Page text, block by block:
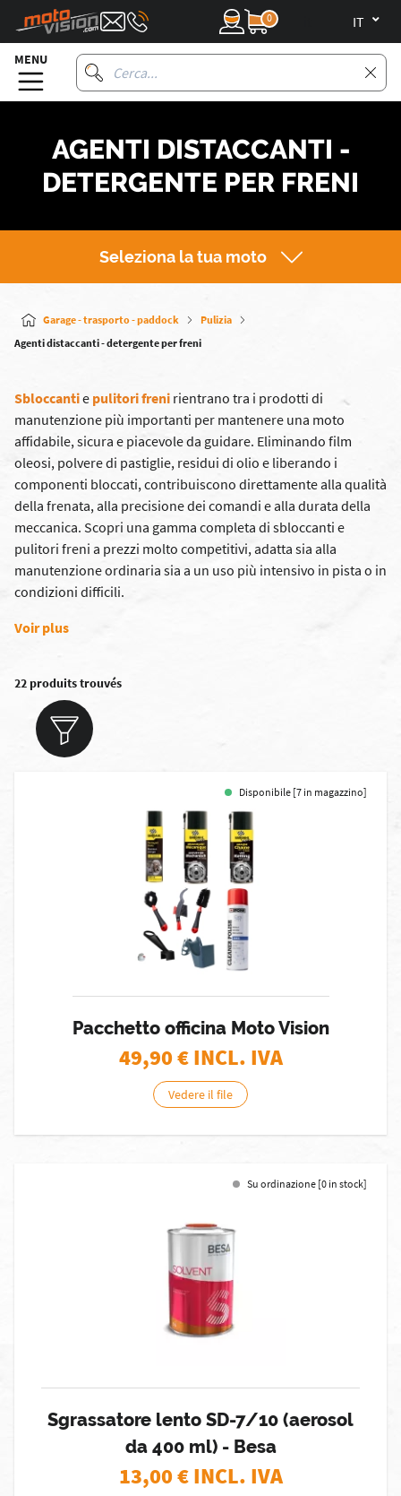
0
MENU
AGENTI DISTACCANTI -
DETERGENTE PER FRENI
Seleziona la tua moto
Garage - trasporto - paddock
Pulizia
Agenti distaccanti - detergente per freni
Sbloccantie pulitori freni rientrano tra i prodotti di
manutenzione più importanti per mantenere una moto
affidabile, sicura e piacevole da guidare. Eliminando film
oleosi, polvere di pastiglie, residui di olio e liberando i
componenti bloccati, contribuiscono direttamente alla qualità
della frenata, alla precisione dei comandi e alla durata della
meccanica. Scopri una gamma completa di sbloccanti e
pulitori freni a prezzi molto competitivi, adatta sia alla
manutenzione ordinaria sia a un uso più intensivo in pista o in
condizioni difficili.
Voir plus
22 produits trouvés
Disponibile [7 in magazzino]
Pacchetto officina Moto Vision
49,90€ INCL. IVA
Vedere il file
Su ordinazione [0 in stock]
Sgrassatore lento SD-7/10 (aerosol
da 400 ml) - Besa
13,00€ INCL. IVA